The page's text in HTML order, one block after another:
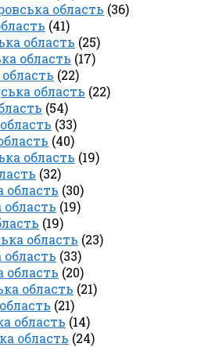
область (36)
(41)
область (25)
область (17)
(22)
область (22)
(54)
(33)
(40)
область (19)
(32)
область (30)
область (19)
(19)
область (23)
область (33)
область (20)
область (21)
(21)
область (14)
область (24)